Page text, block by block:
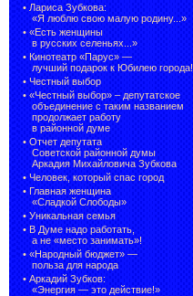
• Лариса Зубкова:
«Я люблю свою малую родину...»
• «Есть женщины
в русских селеньях...»
• Кинотеатр «Парус» —
лучший подарок к Юбилею города!
• Честный выбор
• «Честный выбор» – депутатское
объединение с таким названием
продолжает работу
в районной думе
• Отчет депутата
Советской районной думы
Аркадия Михайловича Зубкова
• Человек, который спас город
• Главная женщина
«Сладкой Слободы»
• Уникальная семья
• В Думе надо работать,
а не «место занимать»!
• «Народный бюджет» —
польза для народа
• Аркадий Зубков:
«Энергия — это действие!»